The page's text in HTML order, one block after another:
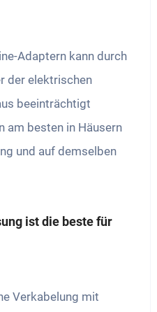
Adaptern kann durch
der elektrischen
beeinträchtigt
am besten in Häusern
und auf demselben
ist die beste für
Verkabelung mit